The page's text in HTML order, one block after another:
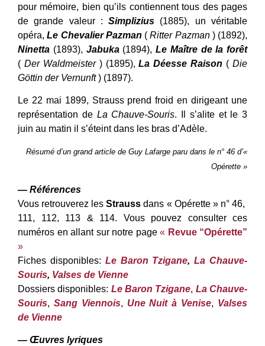
pour mémoire, bien qu’ils contiennent tous des pages
de grande valeur :Simplizius (1885), un véritable
opéra,Le Chevalier Pazman (Ritter Pazman ) (1892),
Ninetta (1893), Jabuka(1894), Le Maître de la forêt
( Der Waldmeister) (1895),La Déesse Raison (Die
Göttin der Vernunft) (1897).
Le 22 mai 1899, Strauss prend froid en dirigeant une
représentation de La Chauve-Souris. Il s’alite et le 3
juin au matin il s’éteint dans les bras d’Adèle.
Résumé d’un grand article de Guy Lafarge paru dans le n° 46 d’«
Opérette »
— Références
Vous retrouverez lesStraussdans « Opérette » n° 46,
111, 112, 113 & 114. Vous pouvez consulter ces
numéros en allant sur notre page « Revue “Opérette”
»
Fiches disponibles: Le Baron Tzigane,La Chauve-
Souris, Valses de Vienne
Dossiers disponibles: Le Baron Tzigane, La Chauve-
Souris, Sang Viennois, Une Nuit à Venise, Valses
de Vienne
— Œuvres lyriques